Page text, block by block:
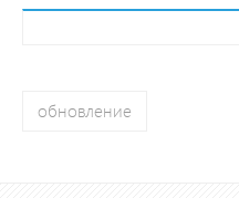
обновление